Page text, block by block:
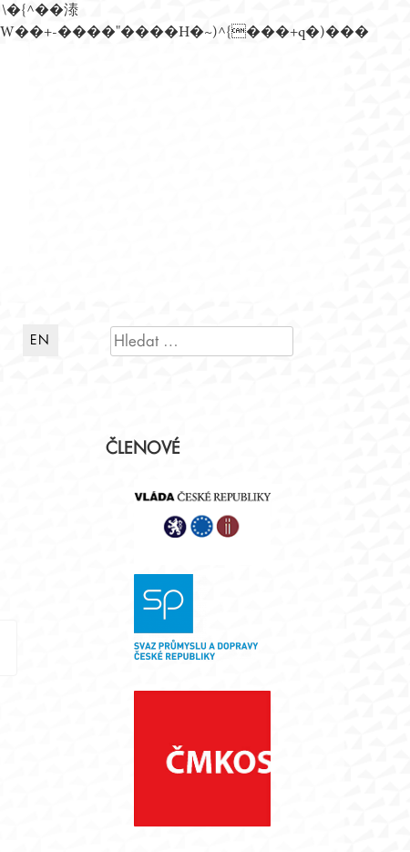
n�)���Z��)�����ڝǩ��+s�گ�0��k����+Z� \�{^���鞳����܆)]� hrW���i���朅��zƬ~'ߊW��+-����"����H�~)^{���+q�)���
EN VYHLEDÁVÁNÍ
ČLENOVÉ